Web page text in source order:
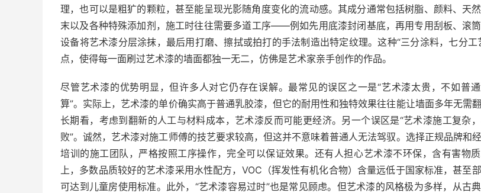
理，也可以是粗犷的颗粒，甚至能呈现光影随角度变化的流动感。其成分通常包括树脂、颜料、天
末以及各种特殊添加剂，施工时往往需要多道工序——例如先用底漆封闭基底，再用专用刮板、滚
设备将艺术漆分层涂抹，最后用打磨、擦拭或拍打的手法制造出特定纹理。这种“三分涂料，七分工
点，使得每一面刷过艺术漆的墙面都独一无二，仿佛是艺术家亲手创作的作品。
尽管艺术漆的优势明显，但许多人对它仍存在误解。最常见的误区之一是“艺术漆太贵，不如普通
算”。实际上，艺术漆的单价确实高于普通乳胶漆，但它的耐用性和独特效果往往能让墙面多年无需
长期看，考虑到翻新的人工与材料成本，艺术漆反而可能更经济。另一个误区是“艺术漆施工复杂
败”。诚然，艺术漆对施工师傅的技艺要求较高，但这并不意味着普通人无法驾驭。选择正规品牌和
培训的施工团队，严格按照工序操作，完全可以保证效果。还有人担心艺术漆不环保，含有害物
上，多数品质较好的艺术漆采用水性配方，VOC（挥发性有机化合物）含量远低于国家标准，甚至
可达到儿童房使用标准。此外，“艺术漆容易过时”也是常见顾虑。但艺术漆的风格极为多样，从古